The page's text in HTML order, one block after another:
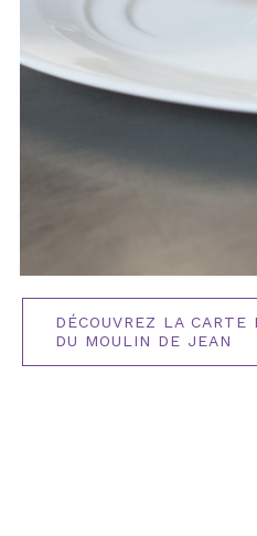
DÉCOUVREZ LA
DU MOULIN DE JEAN